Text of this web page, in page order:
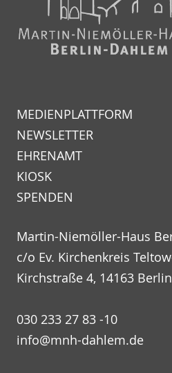
MEDIENPLATTFORM
NEWSLETTER
EHRENAMT
KIOSK
SPENDEN
Martin-Niemöller-Haus
c/o Ev. Kirchenkreis
Kirchstraße 4, 14163 Berlin
030 233 27 83 -10
info@mnh-dahlem.de